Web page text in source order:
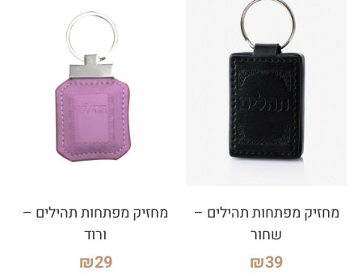
מחזיק מפתחות תהילים –
שחור
₪39
מחזיק מפתחות תהילים –
ורוד
₪29